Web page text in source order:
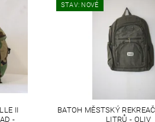
II
-
STAV: NOVÉ
BATOH MĚSTSKÝ
LITRŮ - OLIV